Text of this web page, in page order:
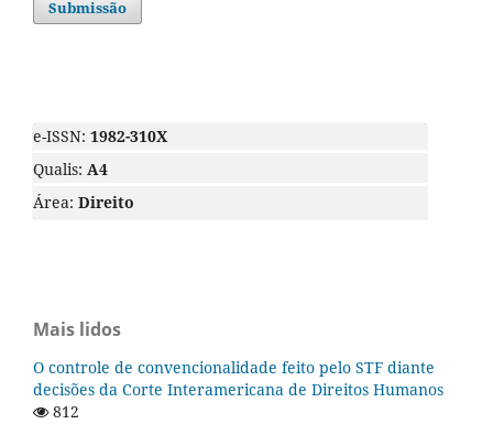
Submissão
e-ISSN: 1982-310X
Qualis: A4
Área: Direito
Mais lidos
O controle de convencionalidade feito pelo STF diante
decisões da Corte Interamericana de Direitos Humanos
812